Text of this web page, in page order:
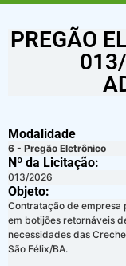
PREGÃO
Modalidade
6 - Pregão Eletrônico
Nº da Licitação: ​​
013/2026
Objeto:
Contratação de empresa
em botijões retornáveis
necessidades das
São Félix/BA.